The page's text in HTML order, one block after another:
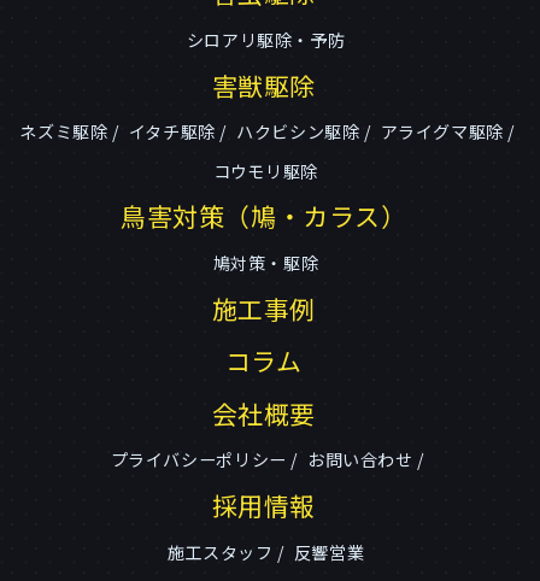
シロアリ駆除・予防
害獣駆除
ネズミ駆除 イタチ駆除 ハクビシン駆除
アライグマ駆除
コウモリ駆除
鳥害対策（鳩・カラス）
鳩対策・駆除
施工事例
コラム
会社概要
プライバシーポリシー お問い合わせ
採用情報
施工スタッフ 反響営業